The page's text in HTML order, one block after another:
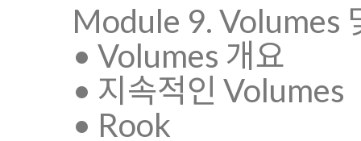
Module 9. Volumes
• Volumes 개요
• 지속적인 Volumes
• Rook